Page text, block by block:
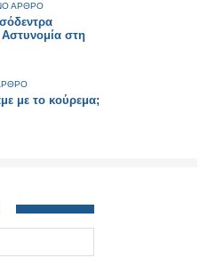
ΑΡΘΡΟ
στη
με το κούρεμα;